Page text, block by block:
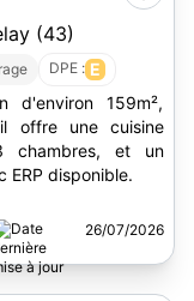
(43)
DPE : E
d'environ 159m²,
offre une cuisine
chambres, et un
ERP disponible.
26/07/2026